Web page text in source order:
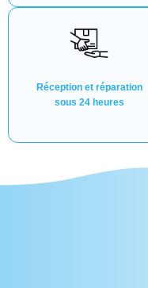
Réception et réparation
sous 24 heures